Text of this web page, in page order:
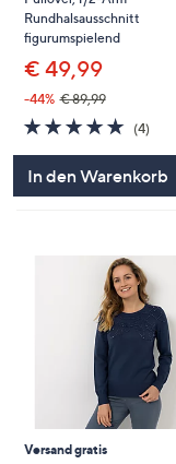
Rundhalsausschnitt
figurumspielend
€ 49,99
-44% € 89,99
5.0
von
(4)4
In den Warenkorb
Versand gratis